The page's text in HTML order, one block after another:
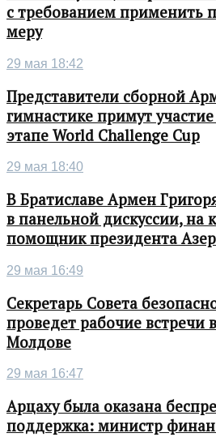
с требованием применить
меру
29 мая 18:42
Представители сборной
гимнастике примут
этапе World Challenge Cup
29 мая 18:40
В Братиславе Армен
в панельной дискуссии, на
помощник президента
29 мая 16:49
Секретарь Совета
проведет рабочие встречи
Молдове
29 мая 16:47
Арцаху была оказана
поддержка: министр